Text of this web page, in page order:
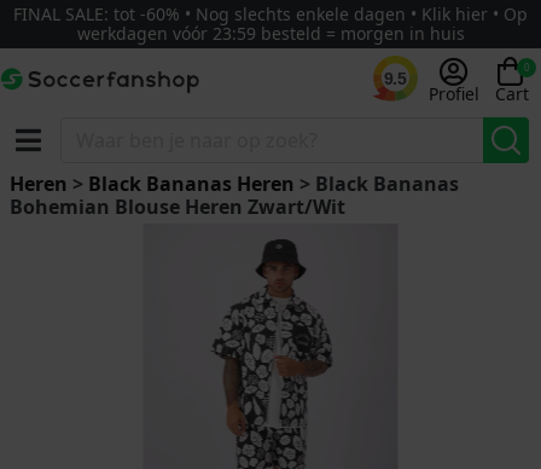
FINAL SALE: tot -60% • Nog slechts enkele dagen • Klik hier • Op
werkdagen vóór 23:59 besteld = morgen in huis
9.5
Profiel
0
Cart
Heren > Black Bananas Heren > Black Bananas
Bohemian Blouse Heren Zwart/Wit